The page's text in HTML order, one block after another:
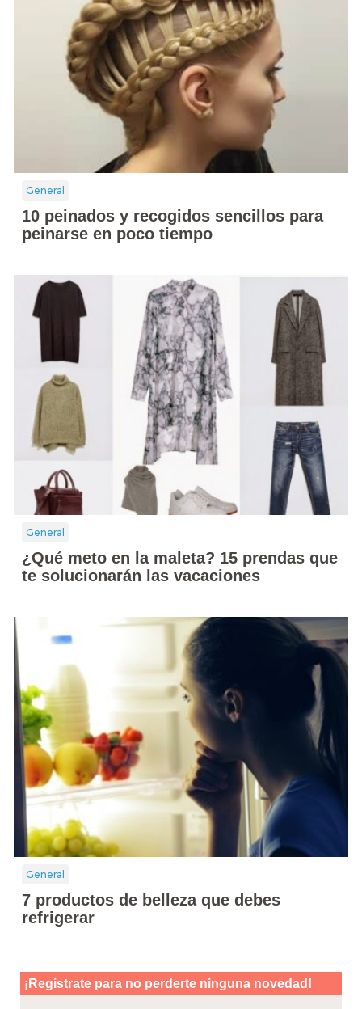
General
10 peinados y recogidos sencillos para
peinarse en poco tiempo
General
¿Qué meto en la maleta? 15 prendas que
te solucionarán las vacaciones
General
7 productos de belleza que debes
refrigerar